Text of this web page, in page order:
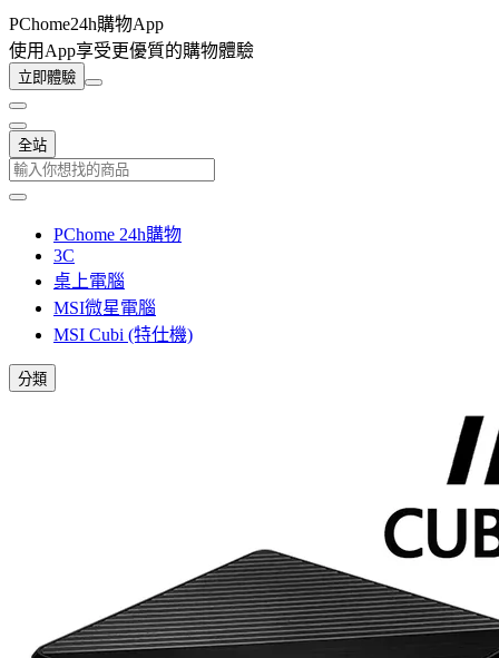
PChome24h購物App
使用App享受更優質的購物體驗
立即體驗
全站
PChome 24h購物
3C
桌上電腦
MSI微星電腦
MSI Cubi (特仕機)
分類